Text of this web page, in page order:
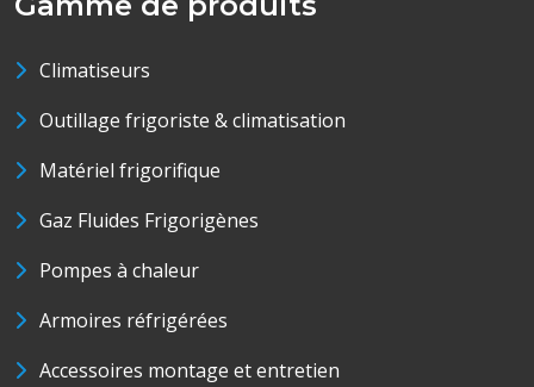
Climatiseurs
Outillage frigoriste & climatisation
Matériel frigorifique
Gaz Fluides Frigorigènes
Pompes à chaleur
Armoires réfrigérées
Accessoires montage et entretien